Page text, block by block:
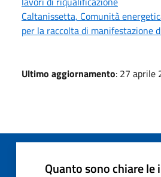
Caltanissetta, Comunità
per la raccolta di manifestazione
Ultimo aggiornamento: 27 aprile
Quanto sono chiare